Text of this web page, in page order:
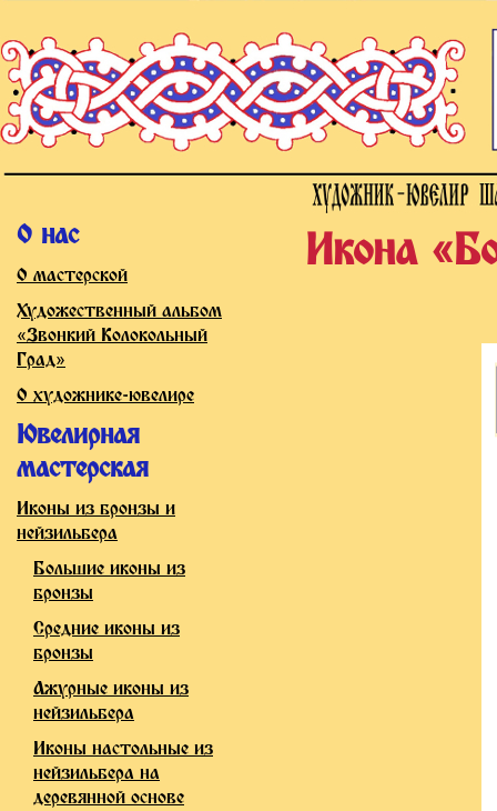
О нас
О мастерской
Художественный альбом
«Звонкий Колокольный
Град»
О художнике-ювелире
Ювелирная
мастерская
Иконы из бронзы и
нейзильбера
Большие иконы из
бронзы
Средние иконы из
бронзы
Ажурные иконы из
нейзильбера
Иконы настольные из
нейзильбера на
деревянной основе
Икона